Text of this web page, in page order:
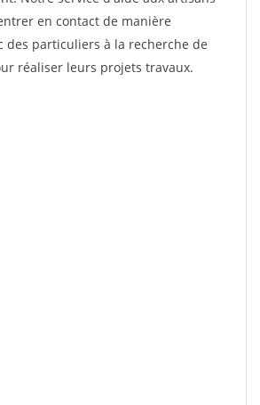
en contact de manière
des particuliers à la recherche de
réaliser leurs projets travaux.